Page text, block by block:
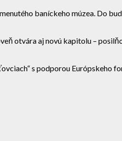
baníckeho múzea. Do
otvára aj novú kapitolu –
s podporou Európskeho